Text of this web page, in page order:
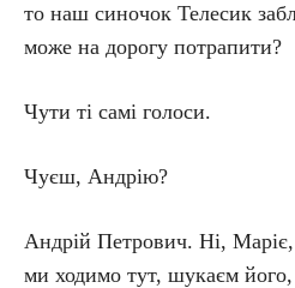
то наш синочок Телесик
може на дорогу потрапити?
Чути ті самі голоси.
Чуєш, Андрію?
Андрій Петрович. Ні,
ми ходимо тут, шукаєм